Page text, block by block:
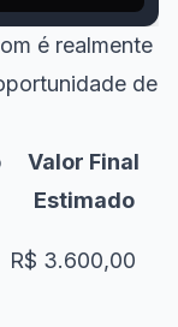
é realmente
de
Valor Final
Estimado
R$ 3.600,00